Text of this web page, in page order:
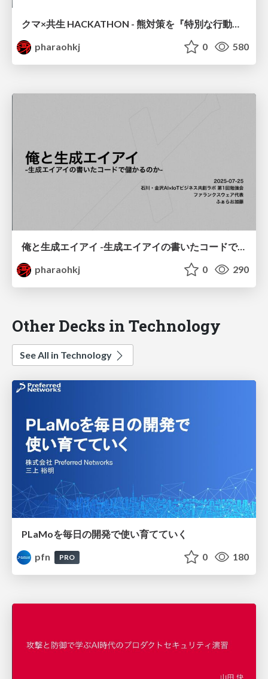
クマ×共生 HACKATHON - 熊対策を『特別な行動」から「生活の一部」に -
pharaohkj
0 580
俺と生成エイアイ -生成エイアイの書いたコードで儲かるのか-
pharaohkj
0 290
Other Decks in Technology
See All in Technology
PLaMoを毎日の開発で使い育てていく
pfn
PRO 0 180